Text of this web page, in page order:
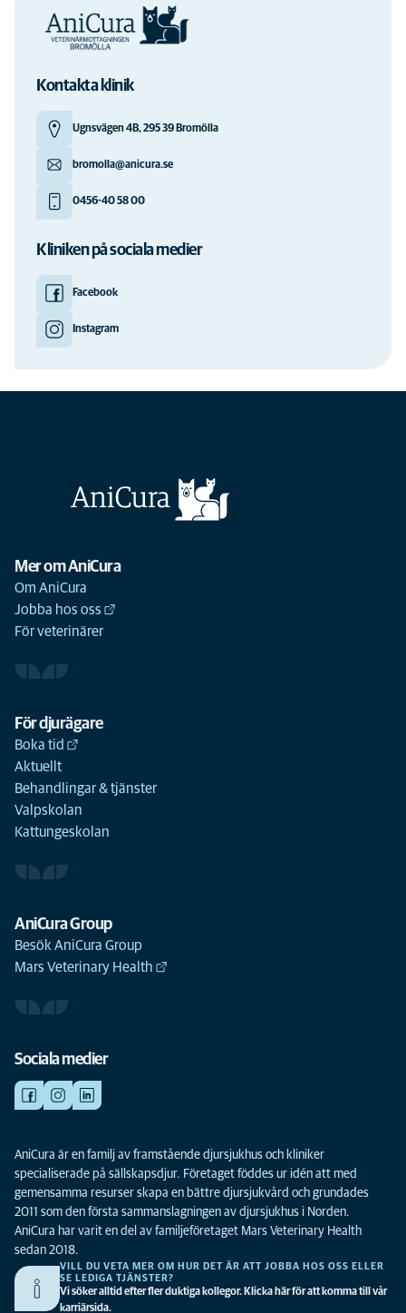
Kontakta klinik
Ugnsvägen 4B, 295 39 Bromölla
bromolla@anicura.se
0456-40 58 00
Kliniken på sociala medier
Facebook
Instagram
Mer om AniCura
Om AniCura
Jobba hos oss
För veterinärer
För djurägare
Boka tid
Aktuellt
Behandlingar & tjänster
Valpskolan
Kattungeskolan
AniCura Group
Besök AniCura Group
Mars Veterinary Health
Sociala medier
AniCura är en familj av framstående djursjukhus och kliniker
specialiserade på sällskapsdjur. Företaget föddes ur idén att med
gemensamma resurser skapa en bättre djursjukvård och grundades
2011 som den första sammanslagningen av djursjukhus i Norden.
AniCura har varit en del av familjeföretaget Mars Veterinary Health
sedan 2018.
VILL DU VETA MER OM HUR DET ÄR ATT JOBBA HOS OSS ELLER
SE LEDIGA TJÄNSTER?
Vi söker alltid efter fler duktiga kollegor. Klicka här för att komma till vår
karriärsida.